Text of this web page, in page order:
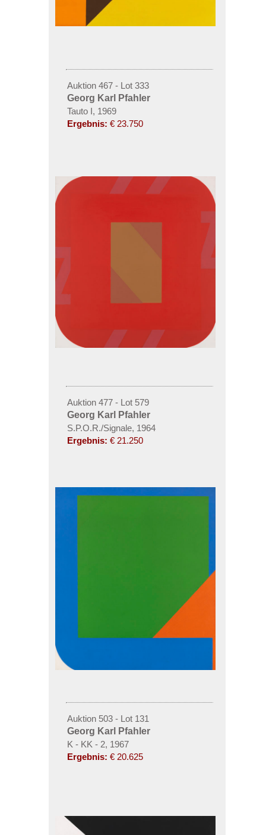
Auktion 467 - Lot 333
Georg Karl Pfahler
Tauto I, 1969
Ergebnis: € 23.750
Auktion 477 - Lot 579
Georg Karl Pfahler
S.P.O.R./Signale, 1964
Ergebnis: € 21.250
Auktion 503 - Lot 131
Georg Karl Pfahler
K - KK - 2, 1967
Ergebnis: € 20.625